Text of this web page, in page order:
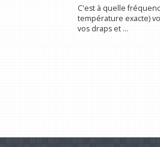
C'est à quelle
température exacte)
vos draps et ...